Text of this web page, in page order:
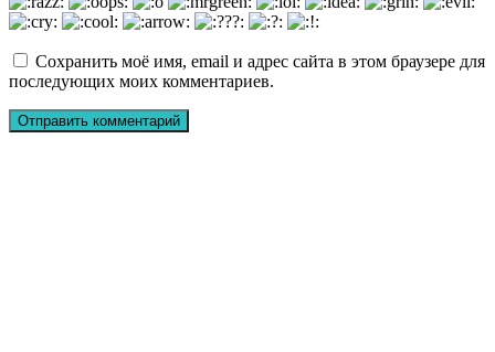
Сохранить моё имя, email и адрес сайта в этом браузере для
последующих моих комментариев.